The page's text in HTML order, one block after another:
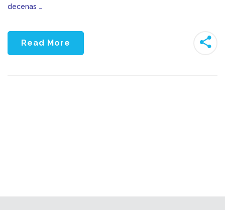
decenas …
Read More